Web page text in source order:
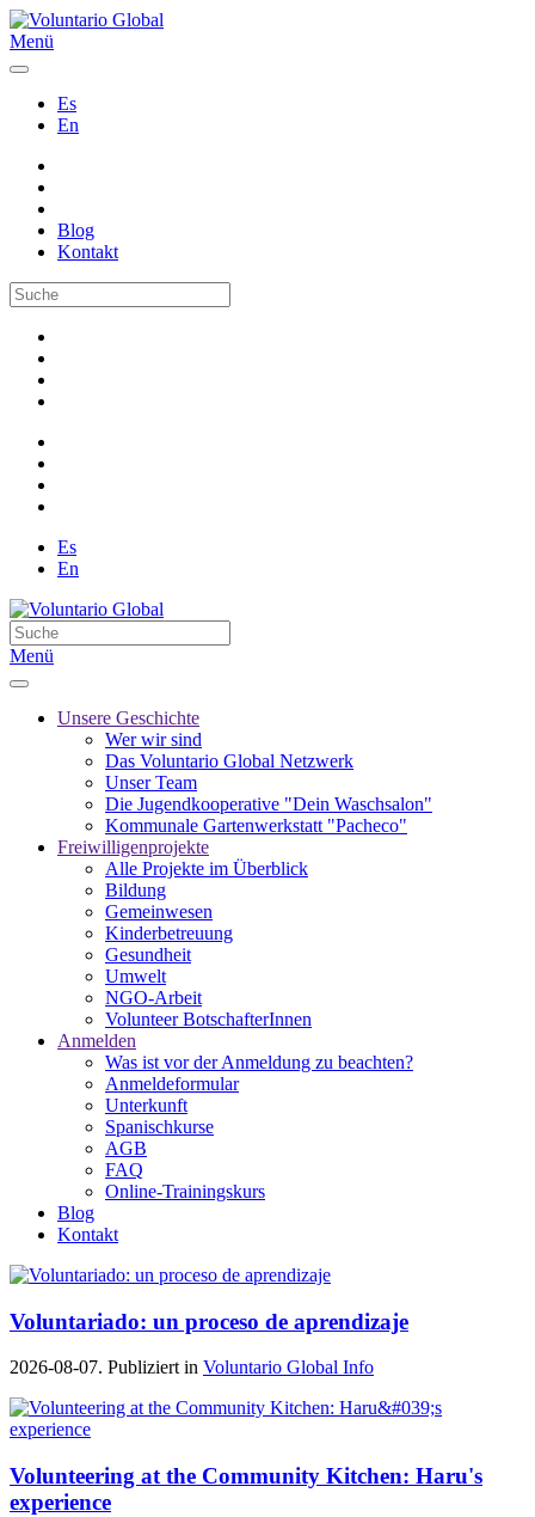
Menü
Es
En
Blog
Kontakt
Es
En
Menü
Unsere Geschichte
Wer wir sind
Das Voluntario Global Netzwerk
Unser Team
Die Jugendkooperative "Dein Waschsalon"
Kommunale Gartenwerkstatt "Pacheco"
Freiwilligenprojekte
Alle Projekte im Überblick
Bildung
Gemeinwesen
Kinderbetreuung
Gesundheit
Umwelt
NGO-Arbeit
Volunteer BotschafterInnen
Anmelden
Was ist vor der Anmeldung zu beachten?
Anmeldeformular
Unterkunft
Spanischkurse
AGB
FAQ
Online-Trainingskurs
Blog
Kontakt
Voluntariado: un proceso de aprendizaje
2026-08-07. Publiziert in Voluntario Global Info
Volunteering at the Community Kitchen: Haru's
experience